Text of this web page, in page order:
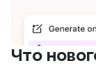
Что